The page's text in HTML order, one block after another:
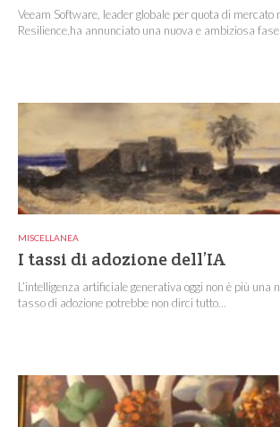
Veeam Software, leader globale per quota di mercato
Resilience,ha annunciato una nuova e ambiziosa
MISCELLANEA
I tassi di adozione dell’IA
L’intelligenza artificiale generativa oggi non è più una
tasso di adozione potrebbe non dirci tutto...